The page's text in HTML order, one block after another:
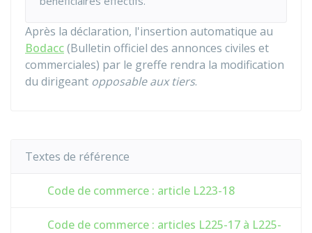
Après la déclaration, l'insertion automatique au
Bodacc(Bulletin officiel des annonces civiles et
commerciales) par le greffe rendra la modification
du dirigeant opposable aux tiers.
Textes de référence
Code de commerce : article L223-18
Code de commerce : articles L225-17 à L225-